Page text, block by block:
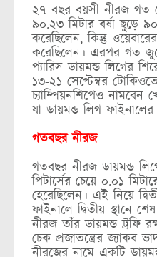
২৭ বছর বয়সী নীরজ গত
৯০.২৩ মিটার বর্ষা ছুড়ে
করেছিলেন, কিন্তু
করেছিলেন। এরপর গত
প্যারিস ডায়মন্ড লিগের
১৩-২১ সেপ্টেম্বর
চ্যাম্পিয়নশিপেও নামবেন
যা ডায়মন্ড লিগ
গতবছর নীরজ
গতবছর নীরজ ডায়মন্ড
পিটার্সের চেয়ে ০.০১
হেরেছিলেন। এই নিয়ে
ফাইনালে দ্বিতীয় স্থানে
নীরজ তাঁর ডায়মন্ড ট্রফি
চেক প্রজাতন্ত্রের জ্যাকব
নীরজের নামে একটি